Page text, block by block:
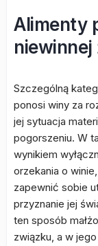
Alimenty
Szczególną
ponosi winy za
jej sytuacja
pogorszeniu. W
wynikiem
orzekania o
zapewnić sobie
przyznanie jej
ten sposób
związku, a w